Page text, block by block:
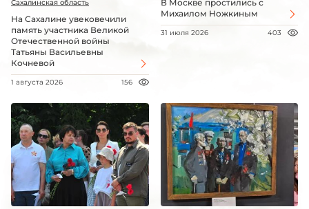
Сахалинская область
На Сахалине увековечили
память участника Великой
Отечественной войны
Татьяны Васильевны
Кочневой
1 августа 2026 156
В Москве простились с
Михаилом Ножкиным
31 июля 2026 403